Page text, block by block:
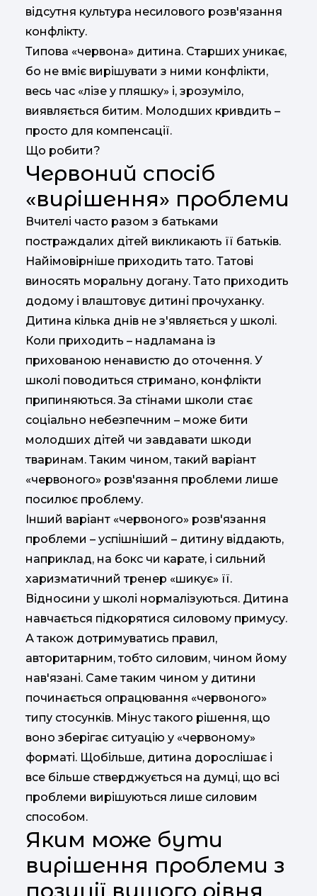
відсутня культура несилового розв'язання
конфлікту.
Типова «червона» дитина. Старших уникає,
бо не вміє вирішувати з ними конфлікти,
весь час «лізе у пляшку» і, зрозуміло,
виявляється битим. Молодших кривдить –
просто для компенсації.
Що робити?
Червоний спосіб
«вирішення» проблеми
Вчителі часто разом з батьками
постраждалих дітей викликають її батьків.
Найімовірніше приходить тато. Татові
виносять моральну догану. Тато приходить
додому і влаштовує дитині прочуханку.
Дитина кілька днів не з'являється у школі.
Коли приходить – надламана із
прихованою ненавистю до оточення. У
школі поводиться стримано, конфлікти
припиняються. За стінами школи стає
соціально небезпечним – може бити
молодших дітей чи завдавати шкоди
тваринам. Таким чином, такий варіант
«червоного» розв'язання проблеми лише
посилює проблему.
Інший варіант «червоного» розв'язання
проблеми – успішніший – дитину віддають,
наприклад, на бокс чи карате, і сильний
харизматичний тренер «шикує» її.
Відносини у школі нормалізуються. Дитина
навчається підкорятися силовому примусу.
А також дотримуватись правил,
авторитарним, тобто силовим, чином йому
нав'язані. Саме таким чином у дитини
починається опрацювання «червоного»
типу стосунків. Мінус такого рішення, що
воно зберігає ситуацію у «червоному»
форматі. Щобільше, дитина дорослішає і
все більше стверджується на думці, що всі
проблеми вирішуються лише силовим
способом.
Яким може бути
вирішення проблеми з